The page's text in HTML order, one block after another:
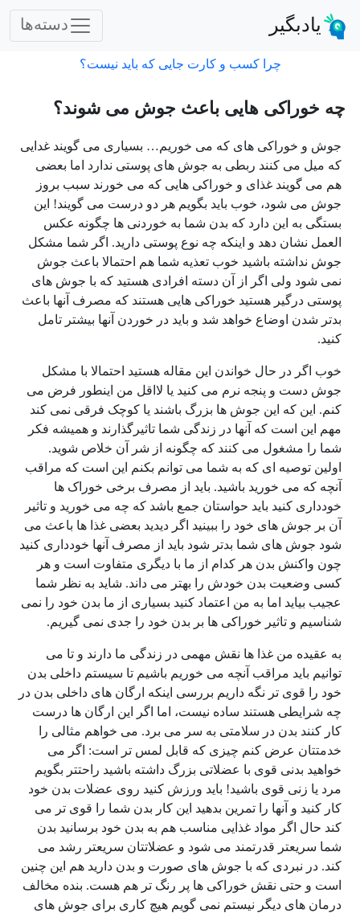
یادبگیر دسته‌ها
چرا کسب و کارت جایی که باید نیست؟
چه خوراکی هایی باعث جوش می شوند؟
جوش و خوراکی های که می خوریم… بسیاری می گویند غدایی
که میل می کنند ربطی به جوش های پوستی ندارد اما بعضی
هم می گویند غذای و خوراکی هایی که می خورند سبب بروز
جوش می شود، خوب باید بگویم هر دو درست می گویند! این
بستگی به این دارد که بدن شما به خوردنی ها چگونه عکس
العمل نشان دهد و اینکه چه نوع پوستی دارید. اگر شما مشکل
جوش نداشته باشید خوب تعذیه شما هم احتمالا باعث جوش
نمی شود ولی اگر از آن دسته افرادی هستید که با جوش های
پوستی درگیر هستید خوراکی هایی هستند که مصرف آنها باعث
بدتر شدن اوضاع خواهد شد و باید در خوردن آنها بیشتر تامل
کنید.
خوب اگر در حال خواندن این مقاله هستید احتمالا با مشکل
جوش دست و پنجه نرم می کنید یا لااقل من اینطور فرض می
کنم. این که این جوش ها بزرگ باشند یا کوچک فرقی نمی کند
مهم این است که آنها در زندگی شما تاثیرگذارند و همیشه فکر
شما را مشغول می کنند که چگونه از شر آن خلاص شوید.
اولین توصیه ای که به شما می توانم بکنم این است که مراقب
آنچه که می خورید باشید. باید از مصرف برخی خوراک ها
خودداری کنید باید حواستان جمع باشد که چه می خورید و تاثیر
آن بر جوش های خود را ببینید اگر دیدید بعضی غذا ها باعث می
شود جوش های شما بدتر شود باید از مصرف آنها خودداری کنید
چون واکنش بدن هر کدام از ما با دیگری متفاوت است و هر
کسی وضعیت بدن خودش را بهتر می داند. شاید به نظر شما
عجیب بیاید اما به من اعتماد کنید بسیاری از ما بدن خود را نمی
شناسیم و تاثیر خوراکی ها بر بدن خود را جدی نمی گیریم.
به عقیده من غذا ها نقش مهمی در زندگی ما دارند و تا می
توانیم باید مراقب آنچه می خوریم باشیم تا سیستم داخلی بدن
خود را قوی تر نگه داریم بررسی اینکه ارگان های داخلی بدن در
چه شرایطی هستند ساده نیست، اما اگر این ارگان ها درست
کار کنند بدن در سلامتی به سر می برد. می خواهم مثالی را
خدمتتان عرض کنم چیزی که قابل لمس تر است: اگر می
خواهید بدنی قوی با عضلاتی بزرگ داشته باشید راحتتر بگویم
مرد یا زنی قوی باشید! باید ورزش کنید روی عضلات بدن خود
کار کنید و آنها را تمرین بدهید این کار بدن شما را قوی تر می
کند حال اگر مواد غذایی مناسب هم به بدن خود برسانید بدن
شما سریعتر قدرتمند می شود و عضلاتتان سریعتر رشد می
کند. در نبردی که با جوش های صورت و بدن دارید هم این چنین
است و حتی نقش خوراکی ها پر رنگ تر هم هست. بنده مخالف
درمان های دیگر نیستم نمی گویم هیچ کاری برای جوش های